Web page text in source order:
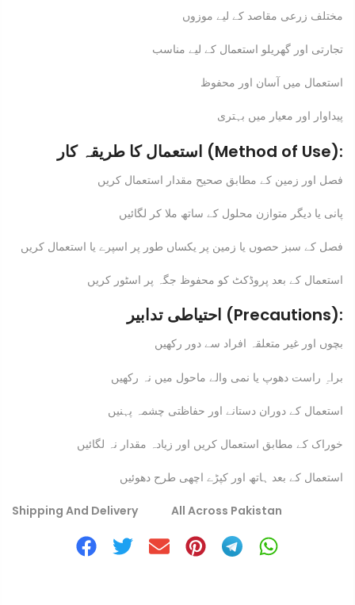
مختلف زرعی مقاصد کے لیے موزوں
تجارتی اور گھریلو استعمال کے لیے مناسب
استعمال میں آسان اور محفوظ
پیداوار اور معیار میں بہتری
استعمال کا طریقہ کار (Method of Use):
فصل اور زمین کے مطابق صحیح مقدار استعمال کریں
پانی یا دیگر متوازن محلول کے ساتھ ملا کر لگائیں
فصل کے سبز حصوں یا زمین پر یکساں طور پر اسپرے یا استعمال کریں
استعمال کے بعد پروڈکٹ کو محفوظ جگہ پر اسٹور کریں
احتیاطی تدابیر (Precautions):
بچوں اور غیر متعلقہ افراد سے دور رکھیں
براہِ راست دھوپ یا نمی والے ماحول میں نہ رکھیں
استعمال کے دوران دستانے اور حفاظتی چشمہ پہنیں
خوراک کے مطابق استعمال کریں اور زیادہ مقدار نہ لگائیں
استعمال کے بعد ہاتھ اور کپڑے اچھی طرح دھوئیں
Shipping And Delivery All Across Pakistan